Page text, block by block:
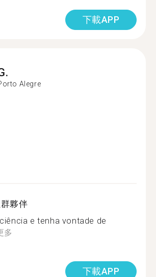
下載APP
Alegre
夥伴
e tenha vontade de
多
下載APP